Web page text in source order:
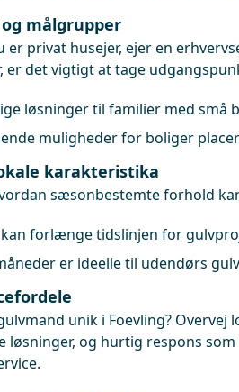
målgrupper
er privat husejer, ejer en
er det vigtigt at tage
løsninger til familier med små
muligheder for boliger
karakteristika
sæsonbestemte forhold
forlænge tidslinjen for
er ideelle til udendørs
unik i Foevling? Overvej
løsninger, og hurtig respons